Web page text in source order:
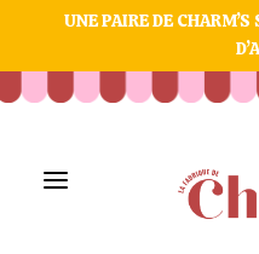
UNE PAIRE DE
a